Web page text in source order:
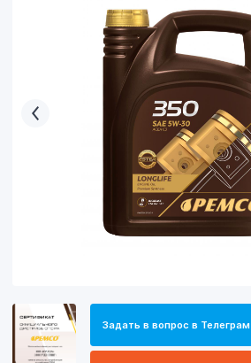
Задать в вопрос в Телеграм